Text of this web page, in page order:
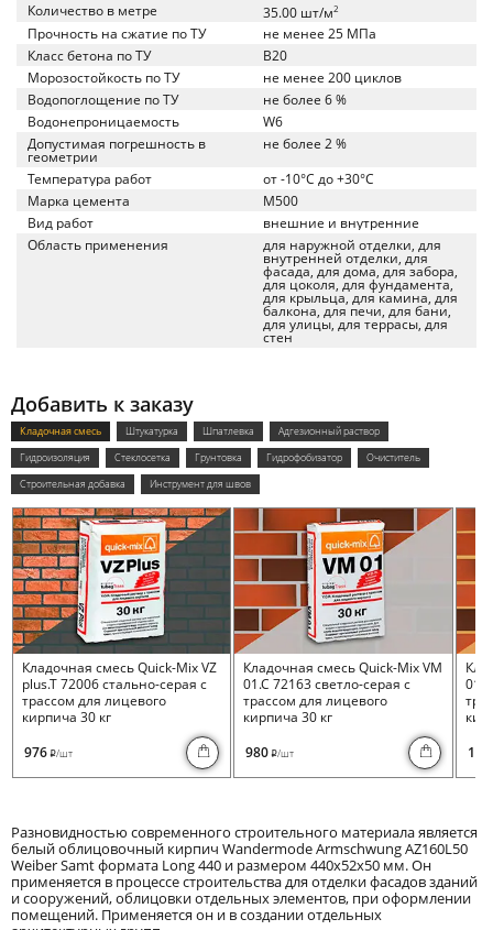
Количество в метре
35.00 шт/м2
Прочность на сжатие по ТУ
не менее 25 МПа
Класс бетона по ТУ
B20
Морозостойкость по ТУ
не менее 200 циклов
Водопоглощение по ТУ
не более 6 %
Водонепроницаемость
W6
Допустимая погрешность в
геометрии
не более 2 %
Температура работ
от -10°C до +30°C
Марка цемента
M500
Вид работ
внешние и внутренние
Область применения
для наружной отделки, для
внутренней отделки, для
фасада, для дома, для забора,
для цоколя, для фундамента,
для крыльца, для камина, для
балкона, для печи, для бани,
для улицы, для террасы, для
стен
Добавить к заказу
Кладочная смесь Штукатурка Шпатлевка
Адгезионный раствор
Гидроизоляция
Стеклосетка Грунтовка Гидрофобизатор
Очиститель
Строительная добавка
Инструмент для швов
Кладочная смесь Quick-Mix VZ
plus.T 72006 стально-серая с
трассом для лицевого
кирпича 30 кг
976 i/шт
Кладочная смесь Quick-Mix VM
01.C 72163 светло-серая с
трассом для лицевого
кирпича 30 кг
980 i/шт
01.I
Разновидностью современного строительного материала является
белый облицовочный кирпич Wandermode Armschwung AZ160L50
Weiber Samt формата Long 440 и размером 440x52x50 мм. Он
применяется в процессе строительства для отделки фасадов зданий
и сооружений, облицовки отдельных элементов, при оформлении
помещений. Применяется он и в создании отдельных